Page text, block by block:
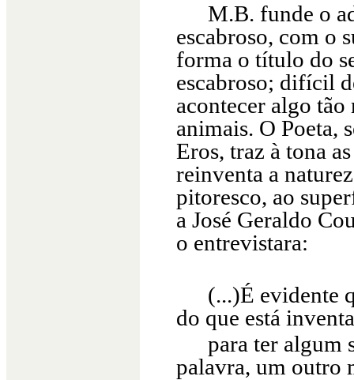
M.B. funde o
escabroso, com o
forma o título do
escabroso; difícil
acontecer algo tão
animais. O Poeta,
Eros, traz à tona
reinventa a
pitoresco, ao
a José Geraldo
o entrevistara:
(...)É evidente
do que está
para ter algum
palavra, um outro